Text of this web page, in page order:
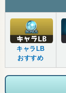
キャラLB
おすすめ